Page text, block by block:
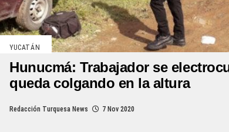
YUCATÁN
Hunucmá: Trabajador se
queda colgando en la altura
Redacción Turquesa News 7 Nov 2020